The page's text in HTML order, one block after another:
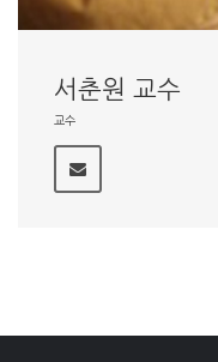
서춘원 교수
교수